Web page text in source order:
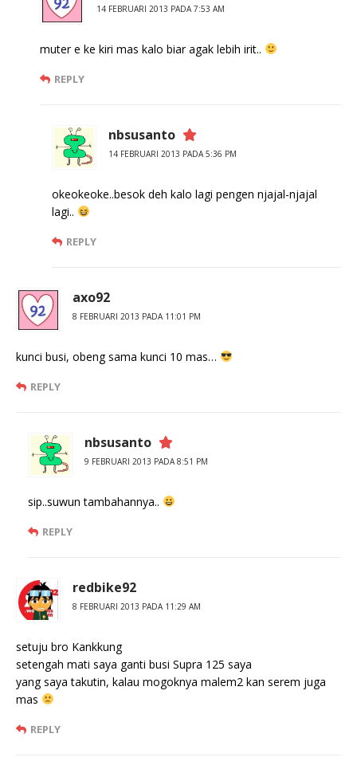
14 FEBRUARI 2013 PADA 7:53 AM
muter e ke kiri mas kalo biar agak lebih irit..
REPLY
nbsusanto
14 FEBRUARI 2013 PADA 5:36 PM
okeokeoke..besok deh kalo lagi pengen njajal-njajal
lagi..
REPLY
axo92
8 FEBRUARI 2013 PADA 11:01 PM
kunci busi, obeng sama kunci 10 mas…
REPLY
nbsusanto
9 FEBRUARI 2013 PADA 8:51 PM
sip..suwun tambahannya..
REPLY
redbike92
8 FEBRUARI 2013 PADA 11:29 AM
setuju bro Kankkung
setengah mati saya ganti busi Supra 125 saya
yang saya takutin, kalau mogoknya malem2 kan serem juga
mas
REPLY